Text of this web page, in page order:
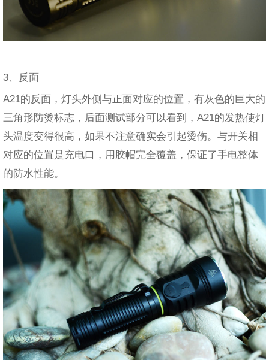
3、反面
A21的反面，灯头外侧与正面对应的位置，有灰色的巨大的
三角形防烫标志，后面测试部分可以看到，A21的发热使灯
头温度变得很高，如果不注意确实会引起烫伤。与开关相
对应的位置是充电口，用胶帽完全覆盖，保证了手电整体
的防水性能。